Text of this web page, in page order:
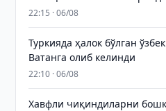
22:15 · 06/08
Туркияда ҳалок бўлган
Ватанга олиб келинди
22:10 · 06/08
Хавфли чиқиндиларни